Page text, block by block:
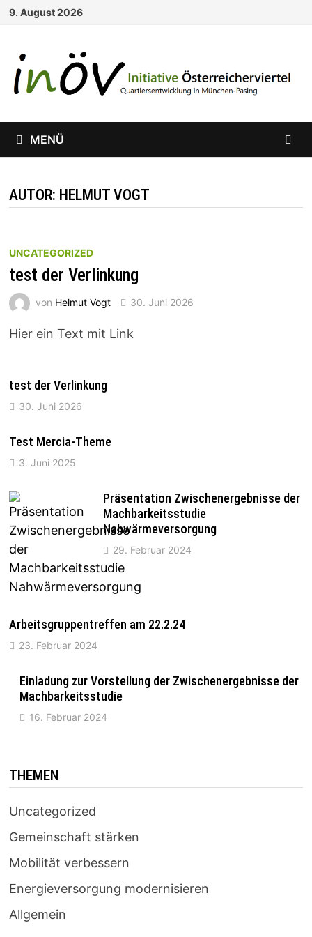
Zum
9. August 2026
MENÜ
AUTOR: HELMUT VOGT
UNCATEGORIZED
test der Verlinkung
von Helmut Vogt 30. Juni 2026
Hier ein Text mit Link
test der Verlinkung
30. Juni 2026
Test Mercia-Theme
3. Juni 2025
Präsentation Zwischenergebnisse der
Machbarkeitsstudie
Nahwärmeversorgung
29. Februar 2024
Arbeitsgruppentreffen am 22.2.24
23. Februar 2024
Einladung zur Vorstellung der Zwischenergebnisse der
Machbarkeitsstudie
16. Februar 2024
THEMEN
Uncategorized
Gemeinschaft stärken
Mobilität verbessern
Energieversorgung modernisieren
Allgemein